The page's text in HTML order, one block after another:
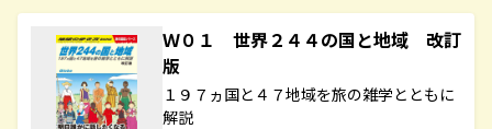
Ｗ０１ 世界２４４の国と地域 改訂
版
１９７ヵ国と４７地域を旅の雑学とともに
解説